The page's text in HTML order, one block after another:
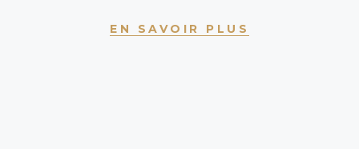
EN SAVOIR PLUS